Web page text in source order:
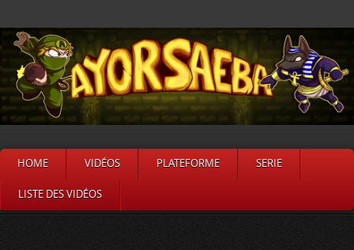
HOME VIDÉOS PLATEFORME SERIE
LISTE DES VIDÉOS